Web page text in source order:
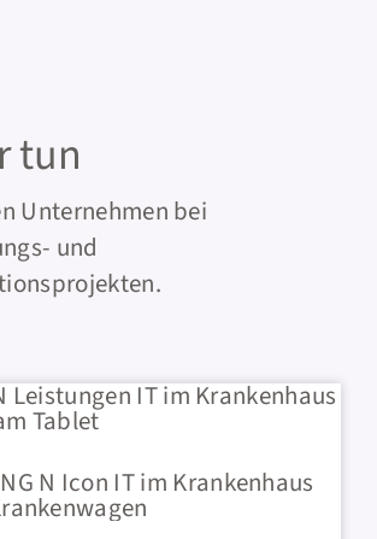
tun
Unternehmen bei
und